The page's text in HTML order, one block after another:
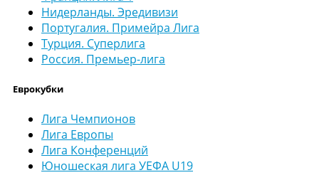
Нидерланды. Эредивизи
Португалия. Примейра Лига
Турция. Суперлига
Россия. Премьер-лига
Еврокубки
Лига Чемпионов
Лига Европы
Лига Конференций
Юношеская лига УЕФА U19